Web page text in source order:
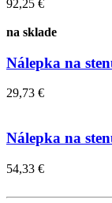
92,25 €
na sklade
Nálepka na
29,73 €
Nálepka na
54,33 €